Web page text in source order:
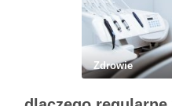
Zdrowie